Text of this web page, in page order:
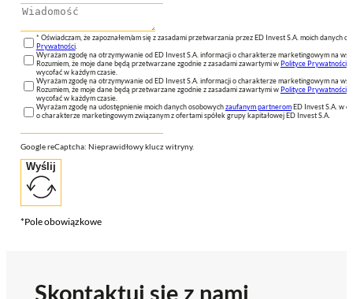
* Oświadczam, że zapoznałem/am się z zasadami przetwarzania przez ED Invest S.A. moich danych
Prywatności.
Wyrażam zgodę na otrzymywanie od ED Invest S.A. informacji o charakterze marketingowym na
Rozumiem, że moje dane będą przetwarzane zgodnie z zasadami zawartymi wPolityce Prywatności
wycofać w każdym czasie.
Wyrażam zgodę na otrzymywanie od ED Invest S.A. informacji o charakterze marketingowym na
Rozumiem, że moje dane będą przetwarzane zgodnie z zasadami zawartymi wPolityce Prywatności
wycofać w każdym czasie.
Wyrażam zgodę na udostępnienie moich danych osobowychzaufanym partneromED Invest S.A. w
o charakterze marketingowym związanym z ofertami spółek grupy kapitałowej ED Invest S.A.
Google reCaptcha: Nieprawidłowy klucz witryny.
Wyślij
*Pole obowiązkowe
Skontaktuj się z nami